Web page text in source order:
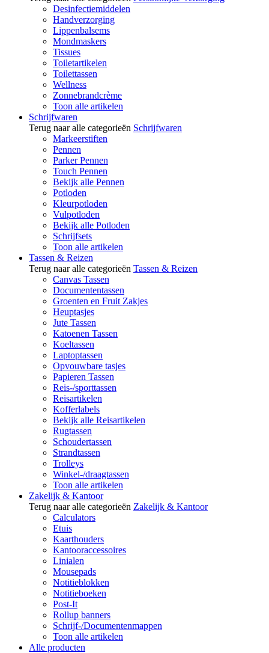
Desinfectiemiddelen
Handverzorging
Lippenbalsems
Mondmaskers
Tissues
Toiletartikelen
Toilettassen
Wellness
Zonnebrandcrème
Toon alle artikelen
Schrijfwaren
Terug naar alle categorieën Schrijfwaren
Markeerstiften
Pennen
Parker Pennen
Touch Pennen
Bekijk alle Pennen
Potloden
Kleurpotloden
Vulpotloden
Bekijk alle Potloden
Schrijfsets
Toon alle artikelen
Tassen & Reizen
Terug naar alle categorieën Tassen & Reizen
Canvas Tassen
Documententassen
Groenten en Fruit Zakjes
Heuptasjes
Jute Tassen
Katoenen Tassen
Koeltassen
Laptoptassen
Opvouwbare tasjes
Papieren Tassen
Reis-/sporttassen
Reisartikelen
Kofferlabels
Bekijk alle Reisartikelen
Rugtassen
Schoudertassen
Strandtassen
Trolleys
Winkel-/draagtassen
Toon alle artikelen
Zakelijk & Kantoor
Terug naar alle categorieën Zakelijk & Kantoor
Calculators
Etuis
Kaarthouders
Kantooraccessoires
Linialen
Mousepads
Notitieblokken
Notitieboeken
Post-It
Rollup banners
Schrijf-/Documentenmappen
Toon alle artikelen
Alle producten